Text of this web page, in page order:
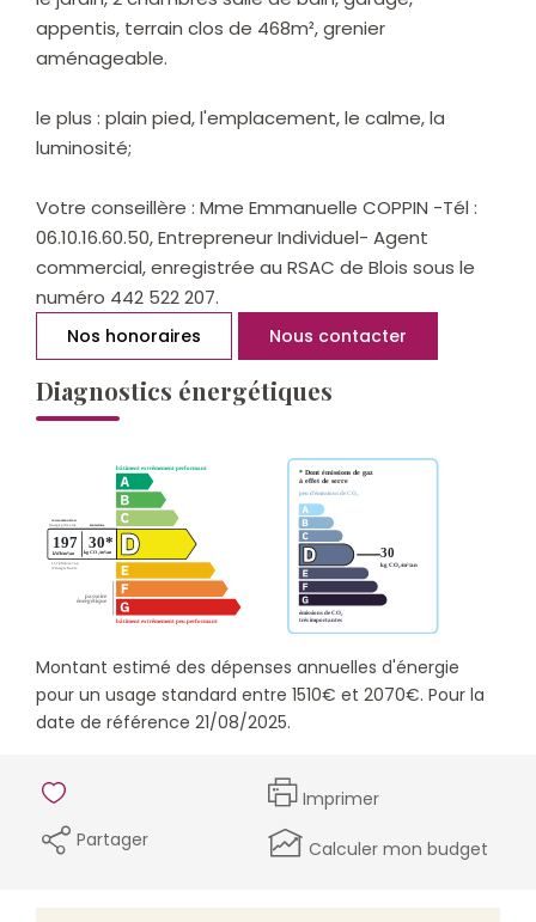
appentis, terrain clos de 468m², grenier
aménageable.
le plus : plain pied, l'emplacement, le calme, la
luminosité;
Votre conseillère : Mme Emmanuelle COPPIN -Tél :
06.10.16.60.50, Entrepreneur Individuel- Agent
commercial, enregistrée au RSAC de Blois sous le
numéro 442 522 207.
Nos honoraires Nous contacter
Diagnostics énergétiques
Montant estimé des dépenses annuelles d'énergie
pour un usage standard entre 1510€ et 2070€. Pour la
date de référence 21/08/2025.
Imprimer
Partager
Calculer mon budget